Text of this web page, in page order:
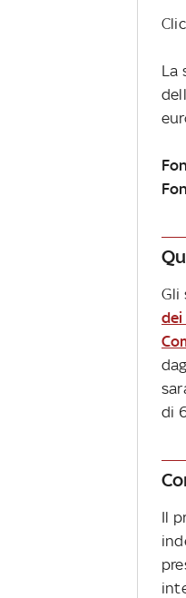
La
Gli
di
Il